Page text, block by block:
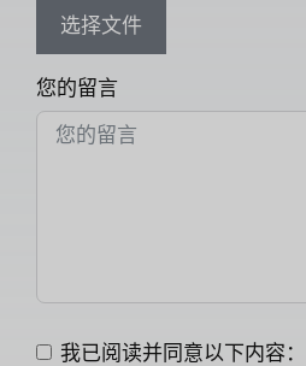
选择文件
您的留言
我已阅读并同意以下内容：